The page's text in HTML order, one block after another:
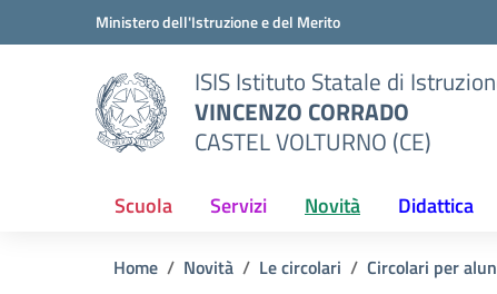
Vai ai contenuti
Vai al menu di navigazioneMinistero dell'Istruzione e del Merito
ISIS Istituto Statale di
VINCENZO CORRADO
CASTEL VOLTURNO (CE)
Scuola Servizi Novità Didattica
Home Novità Le circolari Circolari per